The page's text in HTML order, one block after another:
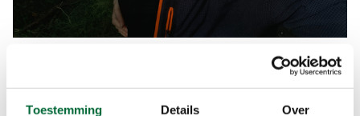
Toestemming Details Over
Tips voor wandelen na je